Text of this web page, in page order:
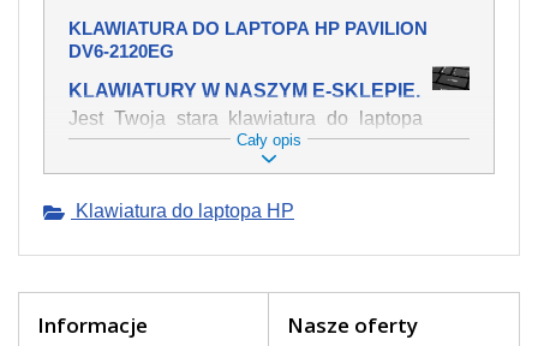
KLAWIATURA DO LAPTOPA HP PAVILION
DV6-2120EG
KLAWIATURY W NASZYM E-SKLEPIE.
Jest Twoja stara klawiatura do laptopa
HP Pavilion dv6-2120eg mechanicznie
uszkodzona, polałeś ją płynem, który
swojej pozycji? Kup nową klawiaturę,
Oferujemy oryginalne klawiatury w
stronie internetowej ją znajdziesz za
Cały opis
Klawiatura do laptopa HP
Informacje Nasze oferty